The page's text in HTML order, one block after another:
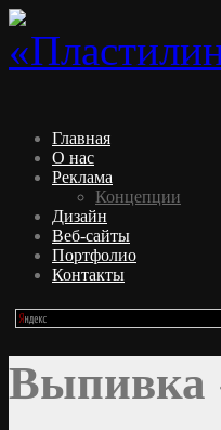
Главная
О нас
Реклама
Концепции
Дизайн
Веб-сайты
Портфолио
Контакты
Выпивка